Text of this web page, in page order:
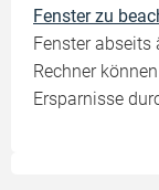
Fenster zu
Fenster abseits
Rechner
Ersparnisse